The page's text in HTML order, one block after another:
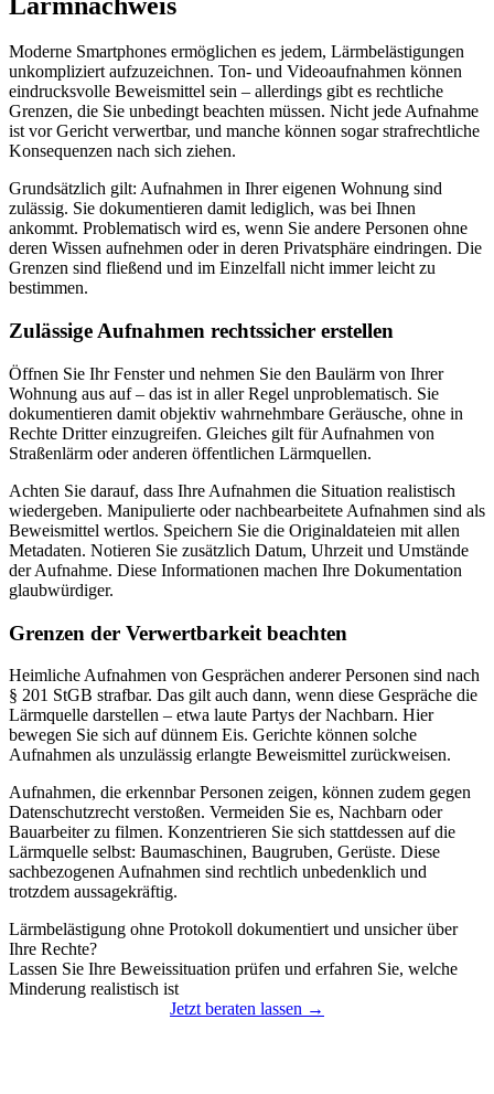
Moderne Smartphones ermöglichen es jedem, Lärmbelästigungen
unkompliziert aufzuzeichnen. Ton- und Videoaufnahmen können
eindrucksvolle Beweismittel sein – allerdings gibt es rechtliche
Grenzen, die Sie unbedingt beachten müssen. Nicht jede Aufnahme
ist vor Gericht verwertbar, und manche können sogar strafrechtliche
Konsequenzen nach sich ziehen.
Grundsätzlich gilt: Aufnahmen in Ihrer eigenen Wohnung sind
zulässig. Sie dokumentieren damit lediglich, was bei Ihnen
ankommt. Problematisch wird es, wenn Sie andere Personen ohne
deren Wissen aufnehmen oder in deren Privatsphäre eindringen. Die
Grenzen sind fließend und im Einzelfall nicht immer leicht zu
bestimmen.
Zulässige Aufnahmen rechtssicher erstellen
Öffnen Sie Ihr Fenster und nehmen Sie den Baulärm von Ihrer
Wohnung aus auf – das ist in aller Regel unproblematisch. Sie
dokumentieren damit objektiv wahrnehmbare Geräusche, ohne in
Rechte Dritter einzugreifen. Gleiches gilt für Aufnahmen von
Straßenlärm oder anderen öffentlichen Lärmquellen.
Achten Sie darauf, dass Ihre Aufnahmen die Situation realistisch
wiedergeben. Manipulierte oder nachbearbeitete Aufnahmen sind als
Beweismittel wertlos. Speichern Sie die Originaldateien mit allen
Metadaten. Notieren Sie zusätzlich Datum, Uhrzeit und Umstände
der Aufnahme. Diese Informationen machen Ihre Dokumentation
glaubwürdiger.
Grenzen der Verwertbarkeit beachten
Heimliche Aufnahmen von Gesprächen anderer Personen sind nach
§ 201 StGB strafbar. Das gilt auch dann, wenn diese Gespräche die
Lärmquelle darstellen – etwa laute Partys der Nachbarn. Hier
bewegen Sie sich auf dünnem Eis. Gerichte können solche
Aufnahmen als unzulässig erlangte Beweismittel zurückweisen.
Aufnahmen, die erkennbar Personen zeigen, können zudem gegen
Datenschutzrecht verstoßen. Vermeiden Sie es, Nachbarn oder
Bauarbeiter zu filmen. Konzentrieren Sie sich stattdessen auf die
Lärmquelle selbst: Baumaschinen, Baugruben, Gerüste. Diese
sachbezogenen Aufnahmen sind rechtlich unbedenklich und
trotzdem aussagekräftig.
Lärmbelästigung ohne Protokoll dokumentiert und unsicher über
Ihre Rechte?
Lassen Sie Ihre Beweissituation prüfen und erfahren Sie, welche
Minderung realistisch ist
Jetzt beraten lassen →